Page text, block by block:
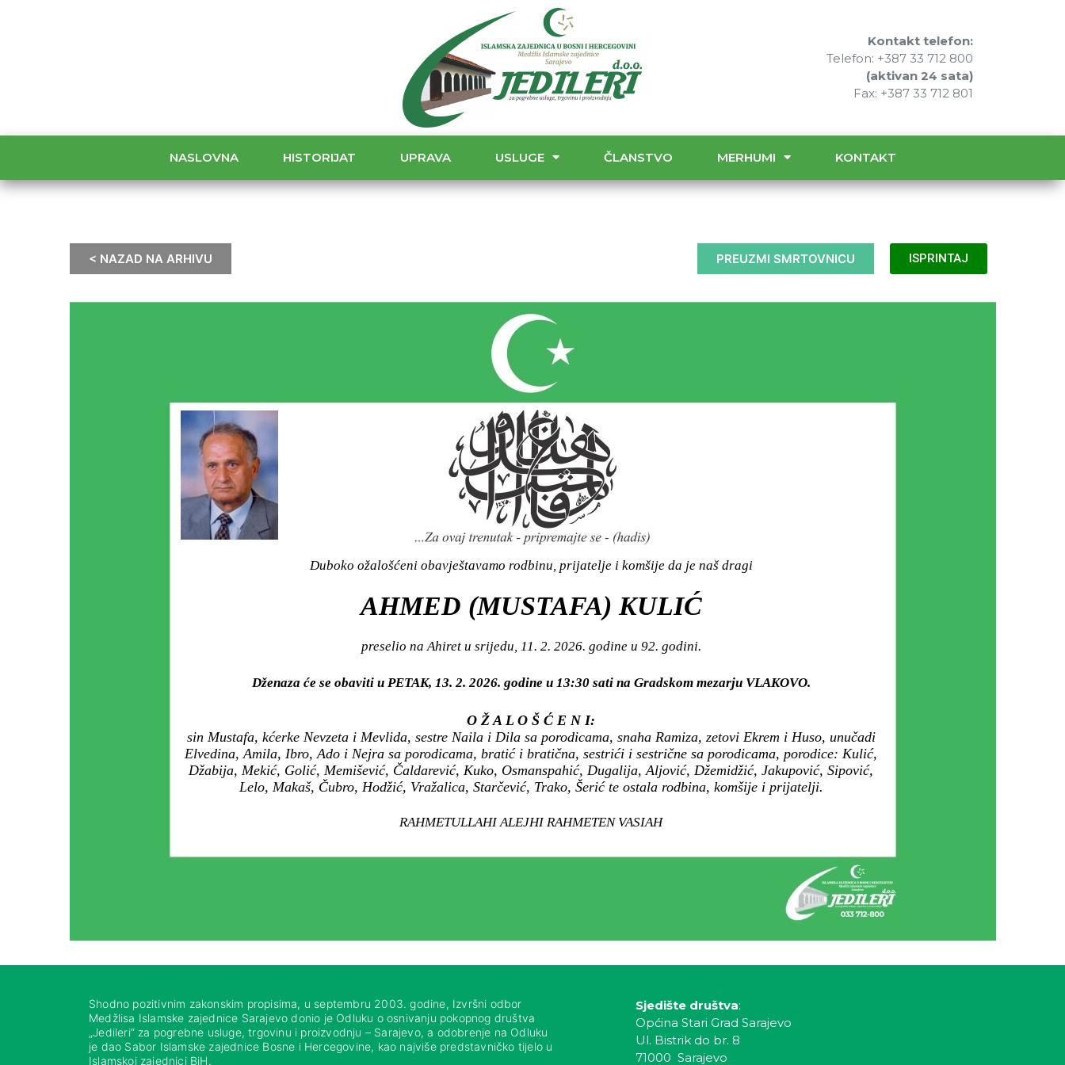
Kontakt telefon:
Telefon: +387 33 712 800
(aktivan 24 sata)
Fax: +387 33 712 801
NASLOVNA HISTORIJAT UPRAVA USLUGE ČLANSTVO MERHUMI KONTAKT
< NAZAD NA ARHIVU PREUZMI SMRTOVNICU ISPRINTAJ
Duboko ožalošćeni obavještavamo rodbinu, prijatelje i komšije da je naš dragi
AHMED (MUSTAFA) KULIĆ
preselio na Ahiret u srijedu, 11. 2. 2026. godine u 92. godini.
Dženaza će se obaviti u PETAK, 13. 2. 2026. godine u 13:30 sati na Gradskom mezarju VLAKOVO.
O Ž A L O Š Ć E N I:
sin Mustafa, kćerke Nevzeta i Mevlida, sestre Naila i Dila sa porodicama, snaha Ramiza, zetovi Ekrem i Huso, unučadi
Elvedina, Amila, Ibro, Ado i Nejra sa porodicama, bratić i bratična, sestrići i sestrične sa porodicama, porodice: Kulić,
Džabija, Mekić, Golić, Memišević, Čaldarević, Kuko, Osmanspahić, Dugalija, Aljović, Džemidžić, Jakupović, Sipović,
Lelo, Makaš, Čubro, Hodžić, Vražalica, Starčević, Trako, Šerić te ostala rodbina, komšije i prijatelji.
RAHMETULLAHI ALEJHI RAHMETEN VASIAH
Shodno pozitivnim zakonskim propisima, u septembru 2003. godine, Izvršni odbor
Medžlisa Islamske zajednice Sarajevo donio je Odluku o osnivanju pokopnog društva
„Jedileri“ za pogrebne usluge, trgovinu i proizvodnju – Sarajevo, a odobrenje na Odluku
je dao Sabor Islamske zajednice Bosne i Hercegovine, kao najviše predstavničko tijelo u
Islamskoj zajednici BiH.
Sjedište društva:
Općina Stari Grad Sarajevo
Ul. Bistrik do br. 8
71000 Sarajevo